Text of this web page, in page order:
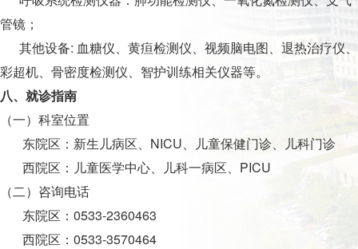
管镜；
其他设备: 血糖仪、黄疸检测仪、视频脑电图、退热治疗仪、
彩超机、骨密度检测仪、智护训练相关仪器等。
八、就诊指南
（一）科室位置
东院区：新生儿病区、NICU、儿童保健门诊、儿科门诊
西院区：儿童医学中心、儿科一病区、PICU
（二）咨询电话
东院区：0533-2360463
西院区：0533-3570464